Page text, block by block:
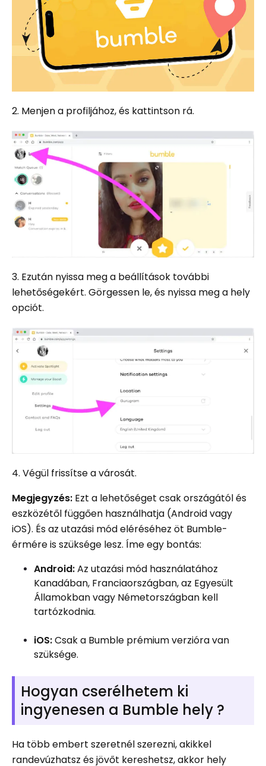
2. Menjen a profiljához, és kattintson rá.
3. Ezután nyissa meg a beállítások további
lehetőségekért. Görgessen le, és nyissa meg a hely
opciót.
4. Végül frissítse a városát.
Megjegyzés: Ezt a lehetőséget csak országától és
eszközétől függően használhatja (Android vagy
iOS). És az utazási mód eléréséhez öt Bumble-
érmére is szüksége lesz. Íme egy bontás:
Android:Az utazási mód használatához
Kanadában, Franciaországban, az Egyesült
Államokban vagy Németországban kell
tartózkodnia.
iOS:Csak a Bumble prémium verzióra van
szüksége.
Hogyan cserélhetem ki
ingyenesen a Bumble hely ?
Ha több embert szeretnél szerezni, akikkel
randevúzhatsz és jövőt kereshetsz, akkor hely